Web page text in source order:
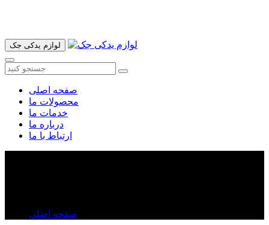
لوازم یدکی جک
صفحه اصلی
محصولات ما
خدمات ما
درباره ما
ارتباط با ما
صفحه اصلی